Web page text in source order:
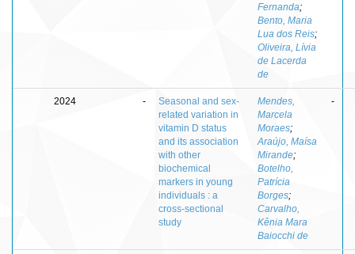
Fernanda;
Bento, Maria
Lua dos Reis;
Oliveira, Lívia
de Lacerda
de
2024 -
Seasonal and sex-
related variation in
vitamin D status
and its association
with other
biochemical
markers in young
individuals : a
cross-sectional
study
Mendes,
Marcela
Moraes;
Araújo, Maísa
Mirande;
Botelho,
Patrícia
Borges;
Carvalho,
Kênia Mara
Baiocchi de
-